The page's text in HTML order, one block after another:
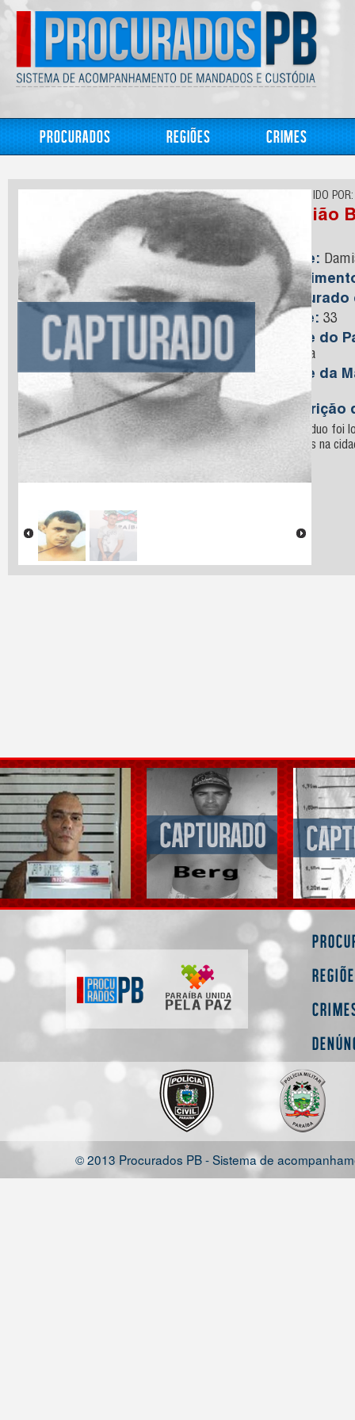
Procurados Regiões Crimes
CONHECIDO POR:
Damião
Nome:
Capturado
Idade: 33
Nome do
Oliveira
Nome da
Descrição
O indivíduo foi
militares na
© 2013 Procurados PB - Sistema de